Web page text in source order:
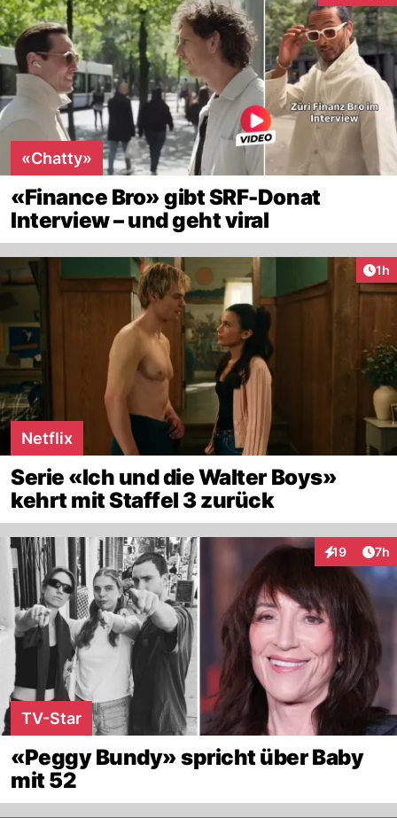
«Chatty»
«Finance Bro» gibt SRF-Donat
Interview – und geht viral
1h
Netflix
Serie «Ich und die Walter Boys»
kehrt mit Staffel 3 zurück
19 7h
TV-Star
«Peggy Bundy» spricht über Baby
mit 52